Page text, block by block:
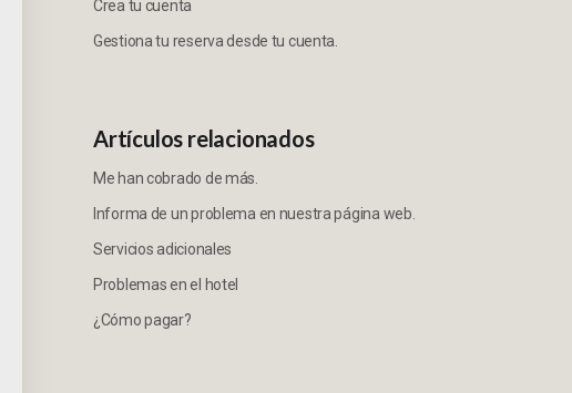
Crea tu cuenta
Gestiona tu reserva desde tu cuenta.
Artículos relacionados
Me han cobrado de más.
Informa de un problema en nuestra página web.
Servicios adicionales
Problemas en el hotel
¿Cómo pagar?